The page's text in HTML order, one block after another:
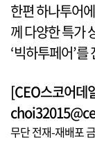
한편 하나투어
께 다양한 특가
‘빅하투페어’를
[CEO스코어데
무단 전재-재배포